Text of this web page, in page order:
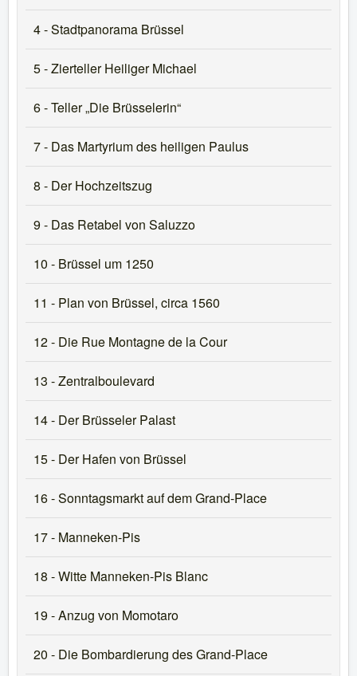
4 - Stadtpanorama Brüssel
5 - Zierteller Heiliger Michael
6 - Teller „Die Brüsselerin“
7 - Das Martyrium des heiligen Paulus
8 - Der Hochzeitszug
9 - Das Retabel von Saluzzo
10 - Brüssel um 1250
11 - Plan von Brüssel, circa 1560
12 - Die Rue Montagne de la Cour
13 - Zentralboulevard
14 - Der Brüsseler Palast
15 - Der Hafen von Brüssel
16 - Sonntagsmarkt auf dem Grand-Place
17 - Manneken-Pis
18 - Witte Manneken-Pis Blanc
19 - Anzug von Momotaro
20 - Die Bombardierung des Grand-Place